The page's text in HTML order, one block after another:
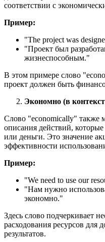
соответствии с
Пример:
"The project was
"Проект был
жизнеспособным."
В этом примере слово
проект должен быть
Экономно (в
Слово "economically" также
описания действий,
или деньги. Это значение
эффективности
Пример:
"We need to use our
"Нам нужно
экономно."
Здесь слово подчеркивает
расходования ресурсов для
результатов.